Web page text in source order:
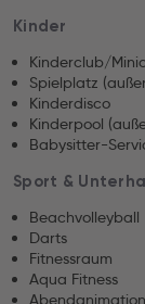
Kinder
Kinderclub/
Spielplatz
Kinderdisco
Kinderpool
Babysitter-
Sport &
Beachvolleyball
Darts
Fitnessraum
Aqua Fitness
Abendanimation